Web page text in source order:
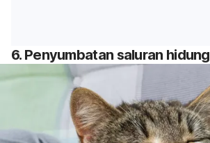
6. Penyumbatan saluran hidung